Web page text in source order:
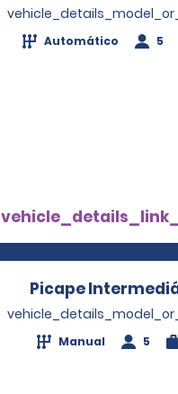
Automático 5
Picape
Manual 5